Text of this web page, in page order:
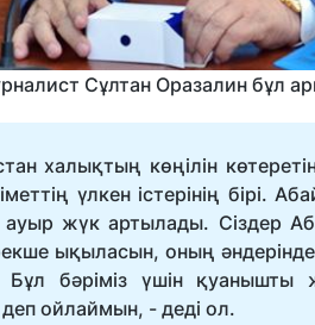
Сұлтан Оразалин бұл
халықтың көңілін
үлкен істерінің
ауыр жүк артылады. Сіздер
ықыласын, оның
Бұл бәріміз үшін
ойлаймын, - деді ол.